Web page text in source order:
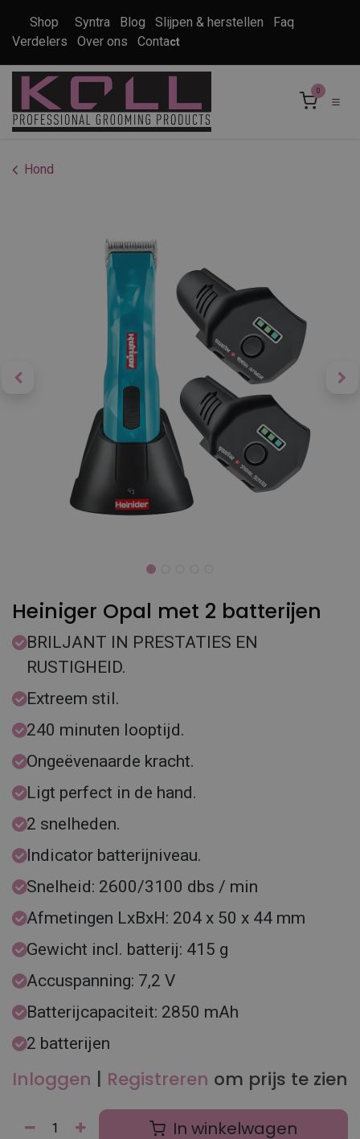
Shop Syntra Blog Slijpen & herstellen
Faq
Verdelers
Over ons Contact
0
Hond
Heiniger Opal met 2 batterijen
BRILJANT IN PRESTATIES EN
RUSTIGHEID.
Extreem stil.
240 minuten looptijd.
Ongeëvenaarde kracht.
Ligt perfect in de hand.
2 snelheden.
Indicator batterijniveau.
Snelheid: 2600/3100 dbs / min
Afmetingen LxBxH: 204 x 50 x 44 mm
Gewicht incl. batterij: 415 g
Accuspanning: 7,2 V
Batterijcapaciteit: 2850 mAh
2 batterijen
Inloggen | Registreren om prijs te zien
In winkelwagen